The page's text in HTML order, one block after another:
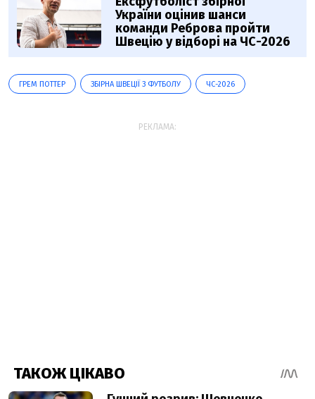
України оцінив шанси
команди Реброва пройти
Швецію у відборі на ЧС-2026
ГРЕМ ПОТТЕР ЗБІРНА ШВЕЦІЇ З ФУТБОЛУ ЧС-2026
РЕКЛАМА: